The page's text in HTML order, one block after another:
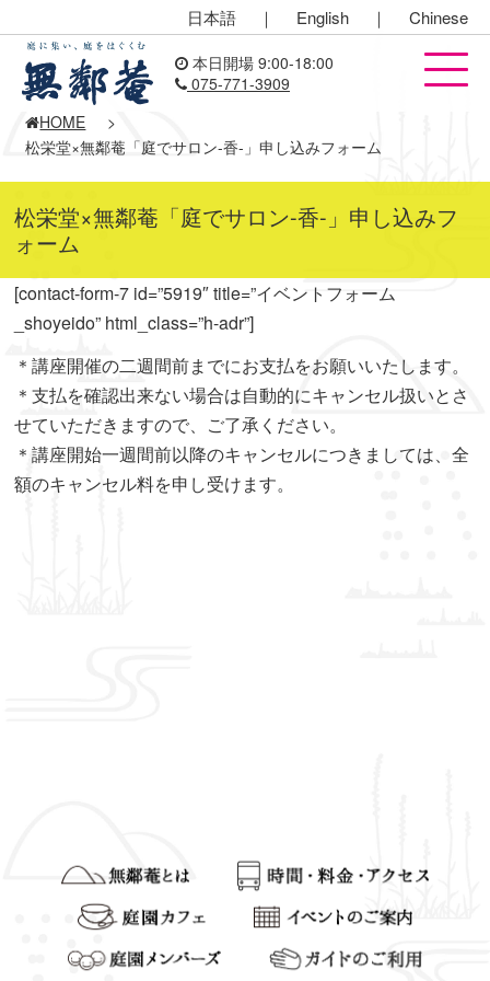
日本語 ｜ English ｜ Chinese
本日開場 9:00-18:00
075-771-3909
HOME
>
松栄堂×無鄰菴「庭でサロン-香-」申し込みフォーム
松栄堂×無鄰菴「庭でサロン-香-」申し込みフ
ォーム
[contact-form-7 id=”5919″ title=”イベントフォーム
_shoyeido” html_class=”h-adr”]
＊講座開催の二週間前までにお支払をお願いいたします。
＊支払を確認出来ない場合は自動的にキャンセル扱いとさ
せていただきますので、ご了承ください。
＊講座開始一週間前以降のキャンセルにつきましては、全
額のキャンセル料を申し受けます。